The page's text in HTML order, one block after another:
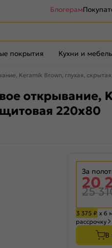
Блогерам
покрытия Кухни и мебель
Keramik Brown, глухая,
открывание,
220x80
За
20
25
3 375 ₽ х 6
рассрочку
В